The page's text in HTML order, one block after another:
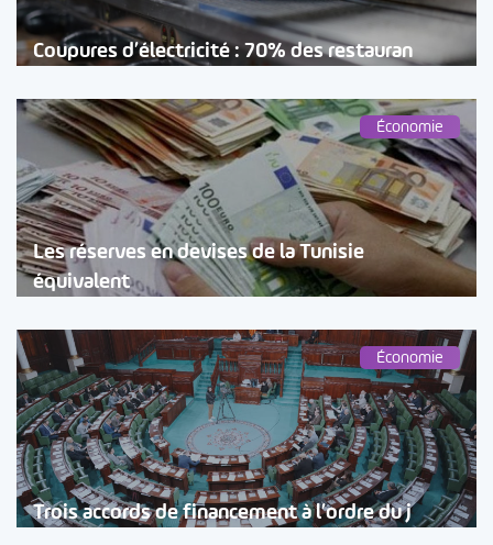
Coupures d’électricité : 70% des restauran
Économie
Les réserves en devises de la Tunisie
équivalent
Économie
Trois accords de financement à l’ordre du j